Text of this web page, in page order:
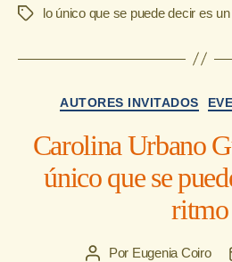
Etiquetaslo único que se puede decir es
AUTORES INVITADOS
Carolina Urbano
único que se
ritmo
Autor
Por Eugenia Coiro